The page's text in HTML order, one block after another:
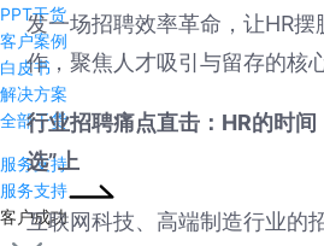
PPT干货
客户案例
白皮书
解决方案
全部干货
服务支持
服务支持
客户成功
发一场招聘效率革命，让HR
作，聚焦人才吸引与留存的核
行业招聘痛点直击：HR的时
选”上
互联网科技、高端制造行业的